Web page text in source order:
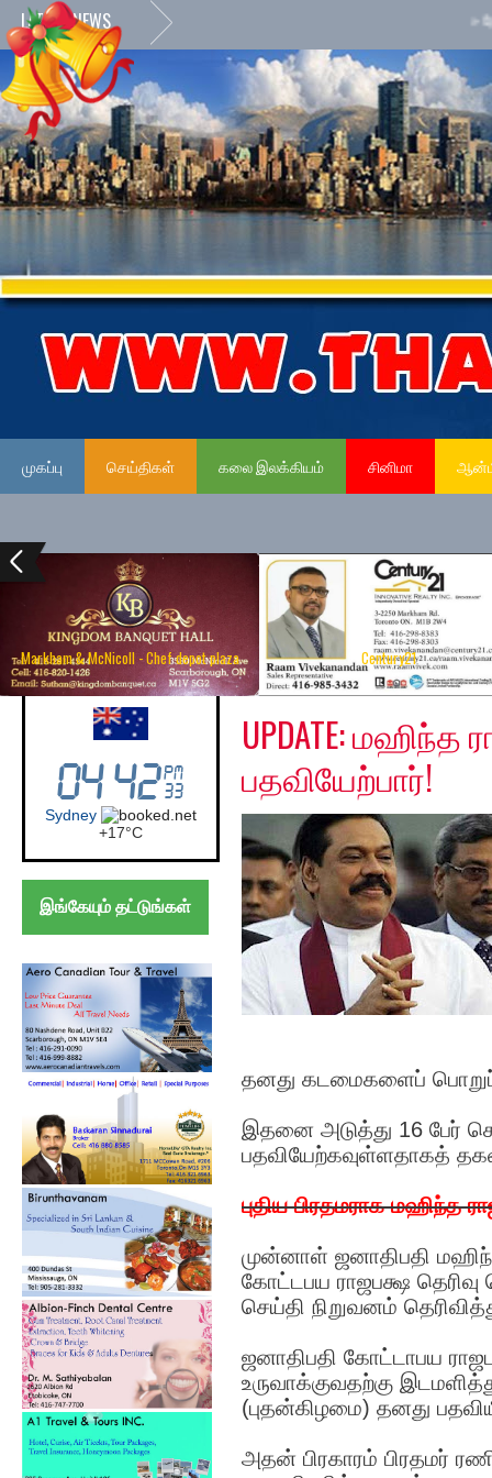
LATEST NEWS
முகப்பு செய்திகள் கலை இலக்கியம் சினிமா
Markham & McNicoll - Chef depot plaza Century21
Australia (Sydney)
Sydney
+17°C
இங்கேயும் தட்டுங்கள்
Thursday, November
UPDATE:
பதவியேற்பார்!
தனது கடமைகளைப்
இதனை அடுத்து 16 பேர்
பதவியேற்கவுள்ளதாகத்
புதிய பிரதமராக மஹிந்த
முன்னாள் ஜனாதிபதி
கோட்டபய ராஜபக்ஷ
செய்தி நிறுவனம்
ஜனாதிபதி கோட்டாபய
உருவாக்குவதற்கு
(புதன்கிழமை) தனது
அதன் பிரகாரம் பிரதமர்